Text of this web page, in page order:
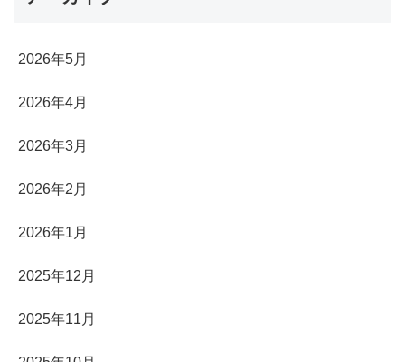
2026年5月
2026年4月
2026年3月
2026年2月
2026年1月
2025年12月
2025年11月